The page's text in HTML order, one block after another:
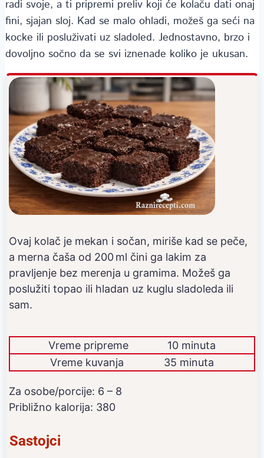
radi svoje, a ti pripremi preliv koji će kolaču dati onaj
fini, sjajan sloj. Kad se malo ohladi, možeš ga seći na
kocke ili posluživati uz sladoled. Jednostavno, brzo i
dovoljno sočno da se svi iznenade koliko je ukusan.
Ovaj kolač je mekan i sočan, miriše kad se peče,
a merna čaša od 200 ml čini ga lakim za
pravljenje bez merenja u gramima. Možeš ga
poslužiti topao ili hladan uz kuglu sladoleda ili
sam.
Vreme pripreme
10 minuta
Vreme kuvanja
35 minuta
Za osobe/porcije: 6 – 8
Približno kalorija: 380
Sastojci